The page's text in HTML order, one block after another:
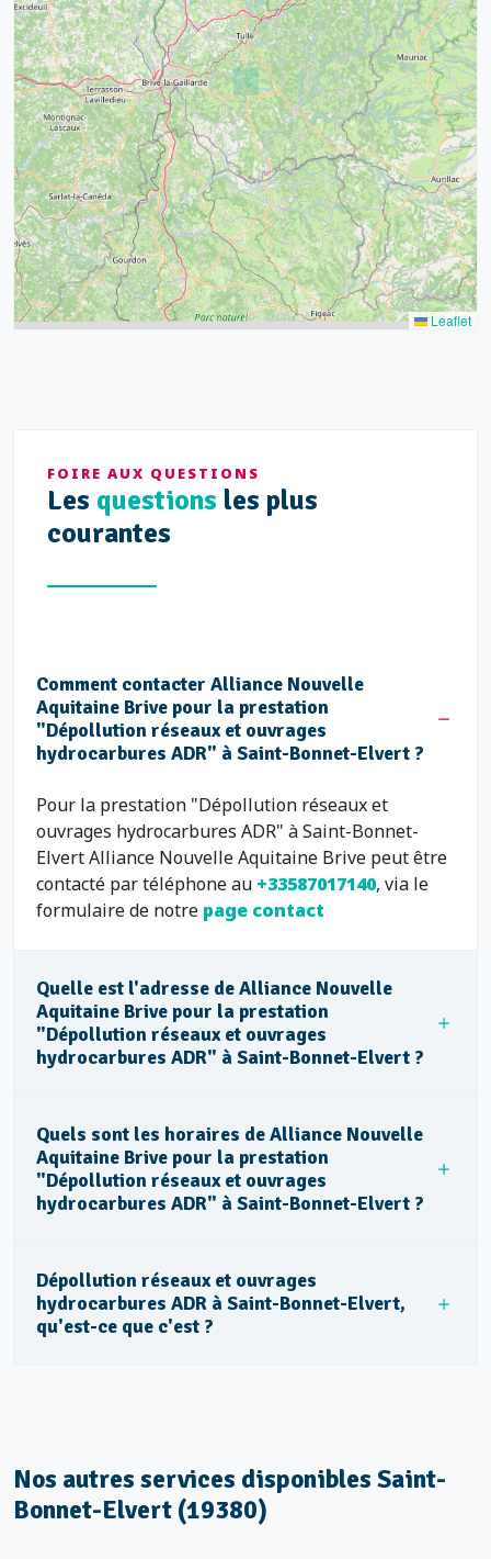
15
21
14
32
39
52 68
43
Leaflet
FOIRE AUX QUESTIONS
Les questions les plus
courantes
Comment contacter Alliance Nouvelle
Aquitaine Brive pour la prestation
"Dépollution réseaux et ouvrages
hydrocarbures ADR" à Saint-Bonnet-Elvert ?
Pour la prestation "Dépollution réseaux et
ouvrages hydrocarbures ADR" à Saint-Bonnet-
Elvert Alliance Nouvelle Aquitaine Brive peut être
contacté par téléphone au +33587017140, via le
formulaire de notre page contact
Quelle est l'adresse de Alliance Nouvelle
Aquitaine Brive pour la prestation
"Dépollution réseaux et ouvrages
hydrocarbures ADR" à Saint-Bonnet-Elvert ?
Quels sont les horaires de Alliance Nouvelle
Aquitaine Brive pour la prestation
"Dépollution réseaux et ouvrages
hydrocarbures ADR" à Saint-Bonnet-Elvert ?
Dépollution réseaux et ouvrages
hydrocarbures ADR à Saint-Bonnet-Elvert,
qu'est-ce que c'est ?
Nos autres services disponibles Saint-
Bonnet-Elvert (19380)